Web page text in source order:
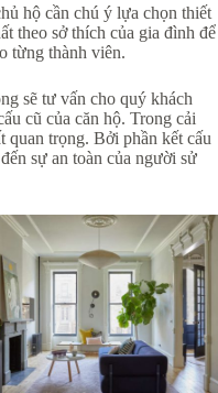
hộ cần chú ý lựa chọn thiết
theo sở thích của gia đình để
từng thành viên.
sẽ tư vấn cho quý khách
cũ của căn hộ. Trong cải
quan trọng. Bởi phần kết cấu
sự an toàn của người sử